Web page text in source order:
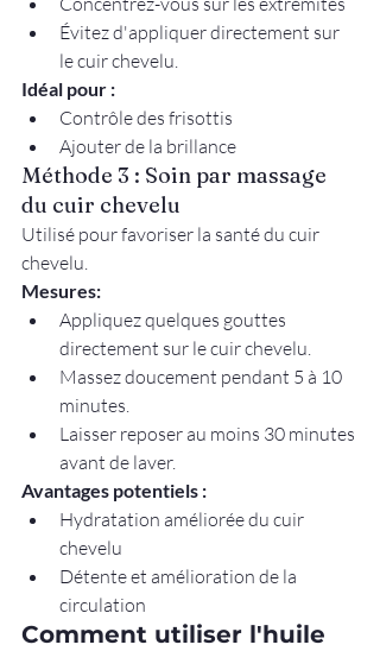
Évitez d'appliquer directement sur
le cuir chevelu.
Idéal pour :
Contrôle des frisottis
Ajouter de la brillance
Méthode 3 : Soin par massage
du cuir chevelu
Utilisé pour favoriser la santé du cuir
chevelu.
Mesures:
Appliquez quelques gouttes
directement sur le cuir chevelu.
Massez doucement pendant 5 à 10
minutes.
Laisser reposer au moins 30 minutes
avant de laver.
Avantages potentiels :
Hydratation améliorée du cuir
chevelu
Détente et amélioration de la
circulation
Comment utiliser l'huile